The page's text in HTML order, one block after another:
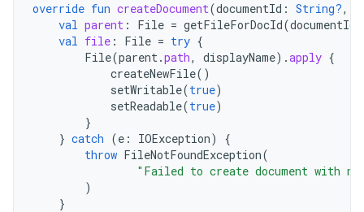
override fun createDocument(documentId : String?,
val parent : File = getFileForDocId(documentId
val file : File = try {
File(parent.path, displayName).apply {
createNewFile()
setWritable(true)
setReadable(true)
}
} catch (e : IOException)
{
throw FileNotFoundException(
"Failed to create document with
)
}